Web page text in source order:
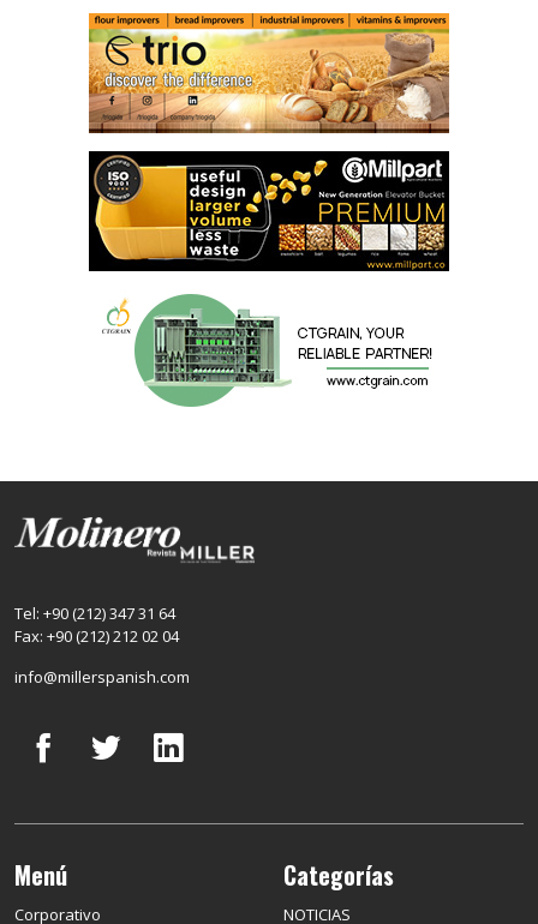
Tel: +90 (212) 347 31 64
Fax: +90 (212) 212 02 04
info@millerspanish.com
Menú
Corporativo
Categorías
NOTICIAS